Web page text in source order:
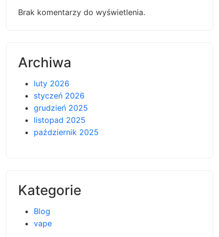
Brak komentarzy do wyświetlenia.
Archiwa
luty 2026
styczeń 2026
grudzień 2025
listopad 2025
październik 2025
Kategorie
Blog
vape